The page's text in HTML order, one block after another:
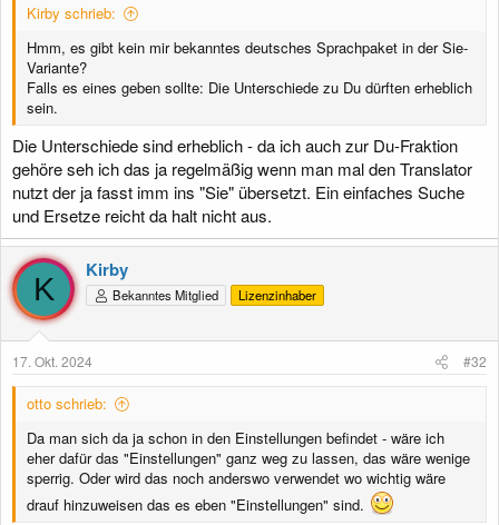
Kirby schrieb:
Hmm, es gibt kein mir bekanntes deutsches Sprachpaket in der Sie-
Variante?
Falls es eines geben sollte: Die Unterschiede zu Du dürften erheblich
sein.
Die Unterschiede sind erheblich - da ich auch zur Du-Fraktion
gehöre seh ich das ja regelmäßig wenn man mal den Translator
nutzt der ja fasst imm ins "Sie" übersetzt. Ein einfaches Suche
und Ersetze reicht da halt nicht aus.
K
Kirby
Bekanntes Mitglied Lizenzinhaber
17. Okt. 2024 #32
otto schrieb:
Da man sich da ja schon in den Einstellungen befindet - wäre ich
eher dafür das "Einstellungen" ganz weg zu lassen, das wäre wenige
sperrig. Oder wird das noch anderswo verwendet wo wichtig wäre
drauf hinzuweisen das es eben "Einstellungen" sind.